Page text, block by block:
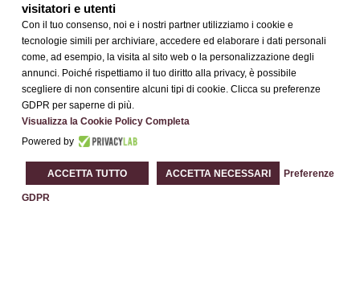
visitatori e utenti
Con il tuo consenso, noi e i nostri partner utilizziamo i cookie e
tecnologie simili per archiviare, accedere ed elaborare i dati personali
come, ad esempio, la visita al sito web o la personalizzazione degli
annunci. Poiché rispettiamo il tuo diritto alla privacy, è possibile
scegliere di non consentire alcuni tipi di cookie. Clicca su preferenze
GDPR per saperne di più.
Visualizza la Cookie Policy Completa
Powered by
ACCETTA TUTTO ACCETTA NECESSARI Preferenze
GDPR